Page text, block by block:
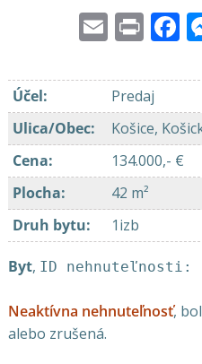
Email
Účel:
Predaj
Ulica/Obec:
Košice,
Cena:
134.000,- €
Plocha:
42 m²
Druh bytu: 1izb
Byt, ID nehnuteľnosti:
Neaktívna nehnuteľnosť,
alebo zrušená.